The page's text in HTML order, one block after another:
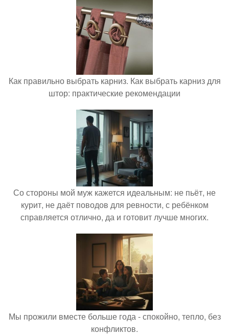
Как правильно выбрать карниз. Как выбрать карниз для
штор: практические рекомендации
Со стороны мой муж кажется идеальным: не пьёт, не
курит, не даёт поводов для ревности, с ребёнком
справляется отлично, да и готовит лучше многих.
Мы прожили вместе больше года - спокойно, тепло, без
конфликтов.